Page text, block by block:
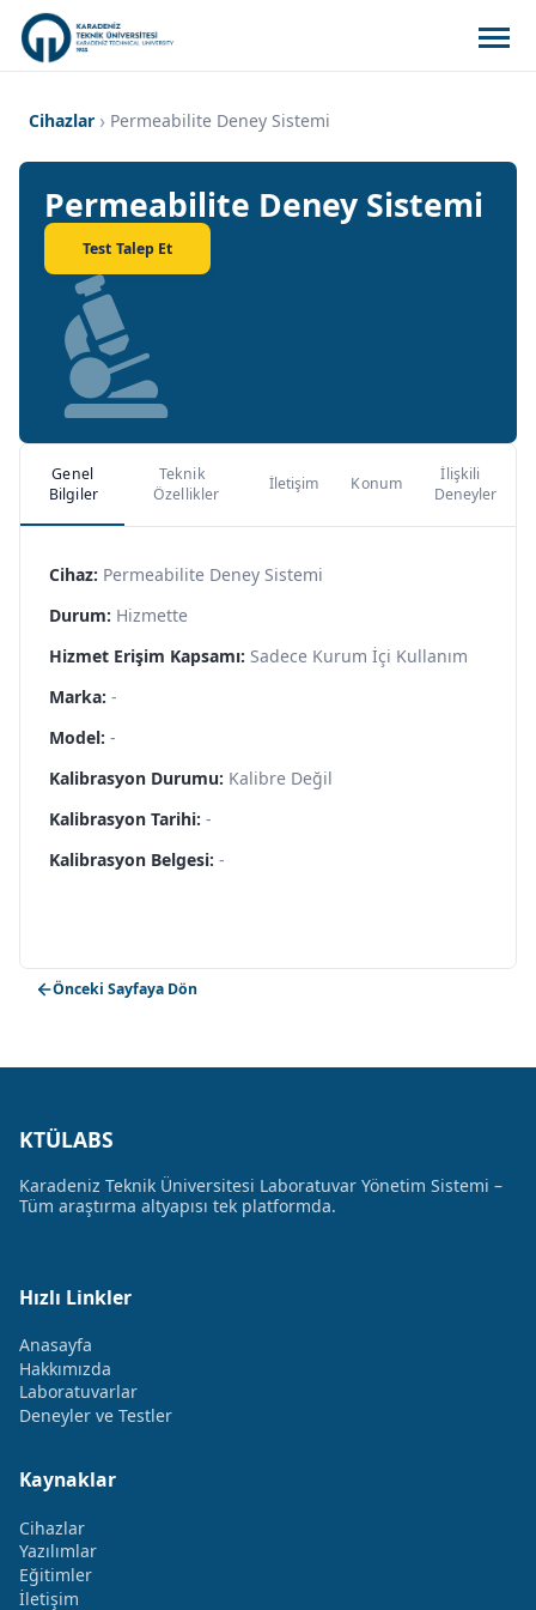
Cihazlar Permeabilite Deney Sistemi
Permeabilite Deney Sistemi
Test Talep Et
Genel
Bilgiler
Teknik
Özellikler
İletişim Konum
İlişkili
Deneyler
Cihaz: Permeabilite Deney Sistemi
Durum: Hizmette
Hizmet Erişim Kapsamı: Sadece Kurum İçi Kullanım
Marka: -
Model: -
Kalibrasyon Durumu: Kalibre Değil
Kalibrasyon Tarihi: -
Kalibrasyon Belgesi: -
Önceki Sayfaya Dön
KTÜLABS
Karadeniz Teknik Üniversitesi Laboratuvar Yönetim Sistemi –
Tüm araştırma altyapısı tek platformda.
Hızlı Linkler
Anasayfa
Hakkımızda
Laboratuvarlar
Deneyler ve Testler
Kaynaklar
Cihazlar
Yazılımlar
Eğitimler
İletişim